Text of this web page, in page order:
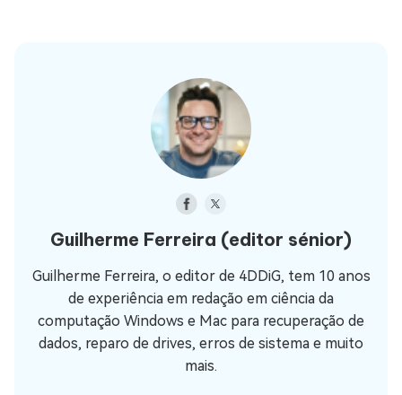
Guilherme Ferreira (editor sénior)
Guilherme Ferreira, o editor de 4DDiG, tem 10 anos
de experiência em redação em ciência da
computação Windows e Mac para recuperação de
dados, reparo de drives, erros de sistema e muito
mais.